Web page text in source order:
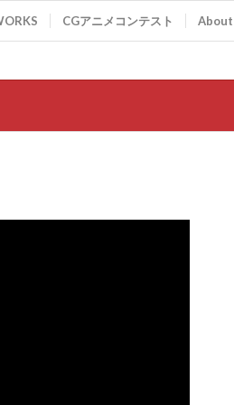
CGアニメコンテスト About